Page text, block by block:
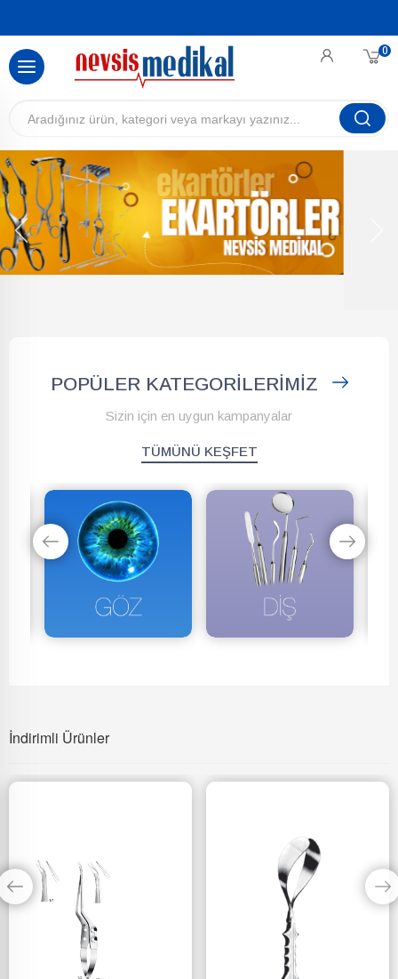
0
POPÜLER KATEGORILERIMIZ
Sizin için en uygun kampanyalar
TÜMÜNÜ KEŞFET
İndirimli Ürünler